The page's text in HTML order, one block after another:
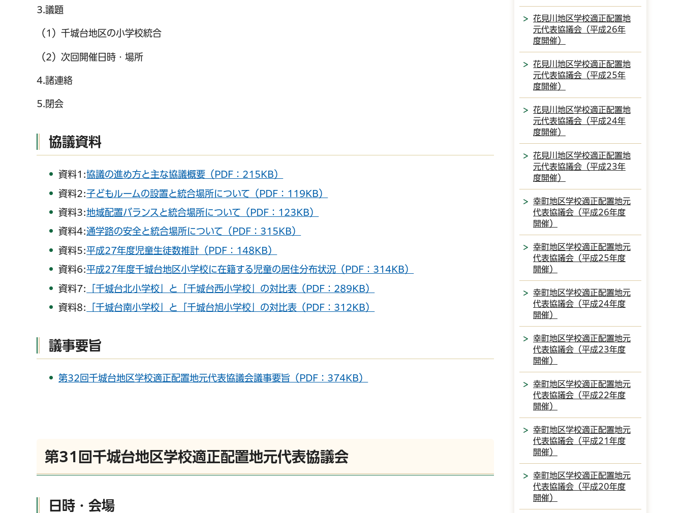
3.議題
（1）千城台地区の小学校統合
（2）次回開催日時・場所
4.諸連絡
5.閉会
協議資料
資料1:協議の進め方と主な協議概要（PDF：215KB）
資料2:子どもルームの設置と統合場所について（PDF：119KB）
資料3:地域配置バランスと統合場所について（PDF：123KB）
資料4:通学路の安全と統合場所について（PDF：315KB）
資料5:平成27年度児童生徒数推計（PDF：148KB）
資料6:平成27年度千城台地区小学校に在籍する児童の居住分布状況（PDF：314KB）
資料7: 「千城台北小学校」と「千城台西小学校」の対比表（PDF：289KB）
資料8: 「千城台南小学校」と「千城台旭小学校」の対比表（PDF：312KB）
議事要旨
第32回千城台地区学校適正配置地元代表協議会議事要旨（PDF：374KB）
第31回千城台地区学校適正配置地元代表協議会
日時・会場
花見川地区学校適正配置地
元代表協議会（平成26年
度開催）
花見川地区学校適正配置地
元代表協議会（平成25年
度開催）
花見川地区学校適正配置地
元代表協議会（平成24年
度開催）
花見川地区学校適正配置地
元代表協議会（平成23年
度開催）
幸町地区学校適正配置地元
代表協議会（平成26年度
開催）
幸町地区学校適正配置地元
代表協議会（平成25年度
開催）
幸町地区学校適正配置地元
代表協議会（平成24年度
開催）
幸町地区学校適正配置地元
代表協議会（平成23年度
開催）
幸町地区学校適正配置地元
代表協議会（平成22年度
開催）
幸町地区学校適正配置地元
代表協議会（平成21年度
開催）
幸町地区学校適正配置地元
代表協議会（平成20年度
開催）